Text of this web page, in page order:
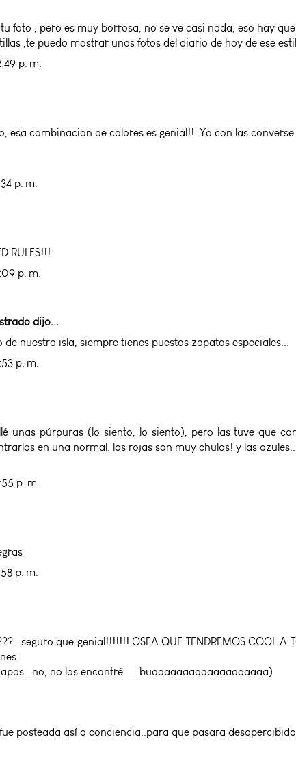
foto , pero es muy borrosa, no se ve casi nada, eso hay
,te puedo mostrar unas fotos del diario de hoy de ese
p. m.
esa combinacion de colores es genial!!. Yo con las
p. m.
RULES!!!
p. m.
dijo...
de nuestra isla, siempre tienes puestos zapatos especiales...
p. m.
unas púrpuras (lo siento, lo siento), pero las tuve que
en una normal. las rojas son muy chulas! y las
p. m.
p. m.
que genial!!!!!!! OSEA QUE TENDREMOS COOL
no las encontré......buaaaaaaaaaaaaaaaaaaa)
posteada así a conciencia..para que pasara